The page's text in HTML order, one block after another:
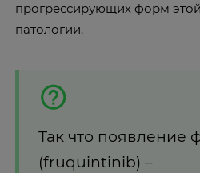
прогрессирующих форм
патологии.
Так что появление
(fruquintinib) –